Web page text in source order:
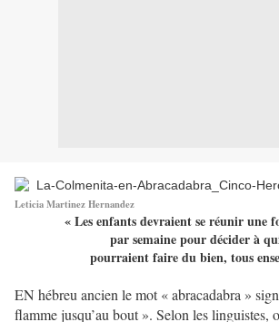
Leticia Martinez Hernandez
« Les enfants devraient se réunir une
par semaine pour décider à
pourraient faire du bien, tous
—José
EN hébreu ancien le mot « abracadabra »
flamme jusqu’au bout ». Selon les linguistes,